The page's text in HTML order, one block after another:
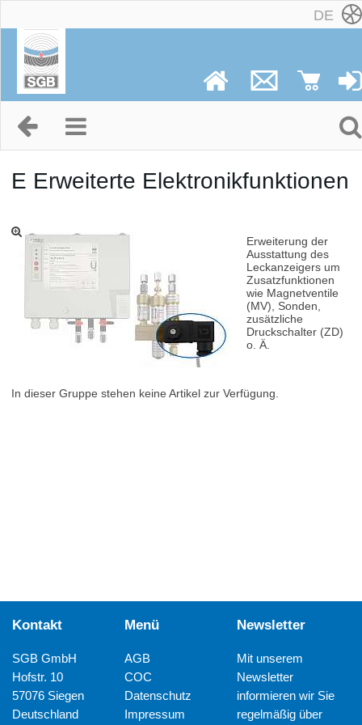
DE
E Erweiterte Elektronikfunktionen
Erweiterung der
Ausstattung des
Leckanzeigers um
Zusatzfunktionen
wie Magnetventile
(MV), Sonden,
zusätzliche
Druckschalter (ZD)
o. Ä.
In dieser Gruppe stehen keine Artikel zur Verfügung.
Kontakt
SGB GmbH
Hofstr. 10
57076 Siegen
Deutschland
Menü
AGB
COC
Datenschutz
Impressum
Newsletter
Mit unserem
Newsletter
informieren wir Sie
regelmäßig über